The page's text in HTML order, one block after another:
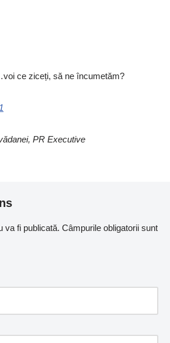
ce ziceți, să ne încumetăm?
PR Executive
va fi publicată. Câmpurile obligatorii sunt